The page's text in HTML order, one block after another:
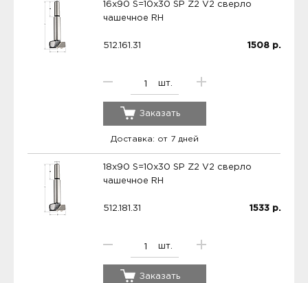
16x90 S=10x30 SP Z2 V2 сверло
чашечное RH
512.161.31
шт.
1508 р.
Заказать
Доставка: от 7 дней
18x90 S=10x30 SP Z2 V2 сверло
чашечное RH
512.181.31
шт.
1533 р.
Заказать